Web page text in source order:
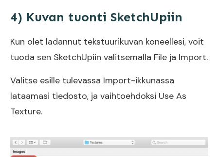
4) Kuvan tuonti SketchUpiin
Kun olet ladannut tekstuurikuvan koneellesi, voit
tuoda sen SketchUpiin valitsemalla File ja Import.
Valitse esille tulevassa Import-ikkunassa
lataamasi tiedosto, ja vaihtoehdoksi Use As
Texture.